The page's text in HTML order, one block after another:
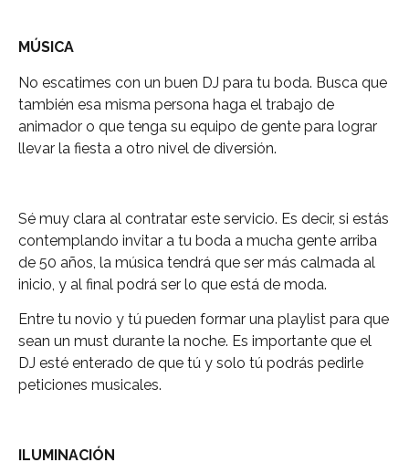
MÚSICA
No escatimes con un buen DJ para tu boda. Busca que
también esa misma persona haga el trabajo de
animador o que tenga su equipo de gente para lograr
llevar la fiesta a otro nivel de diversión.
Sé muy clara al contratar este servicio. Es decir, si estás
contemplando invitar a tu boda a mucha gente arriba
de 50 años, la música tendrá que ser más calmada al
inicio, y al final podrá ser lo que está de moda.
Entre tu novio y tú pueden formar una playlist para que
sean un must durante la noche. Es importante que el
DJ esté enterado de que tú y solo tú podrás pedirle
peticiones musicales.
ILUMINACIÓN